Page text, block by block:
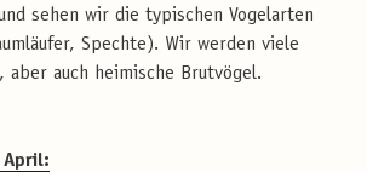
sehen wir die typischen Vogelarten
Spechte). Wir werden viele
aber auch heimische Brutvögel.
April: